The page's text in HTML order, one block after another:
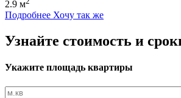
2.9 м
Подробнее Хочу так же
Узнайте стоимость и
Укажите площадь квартиры